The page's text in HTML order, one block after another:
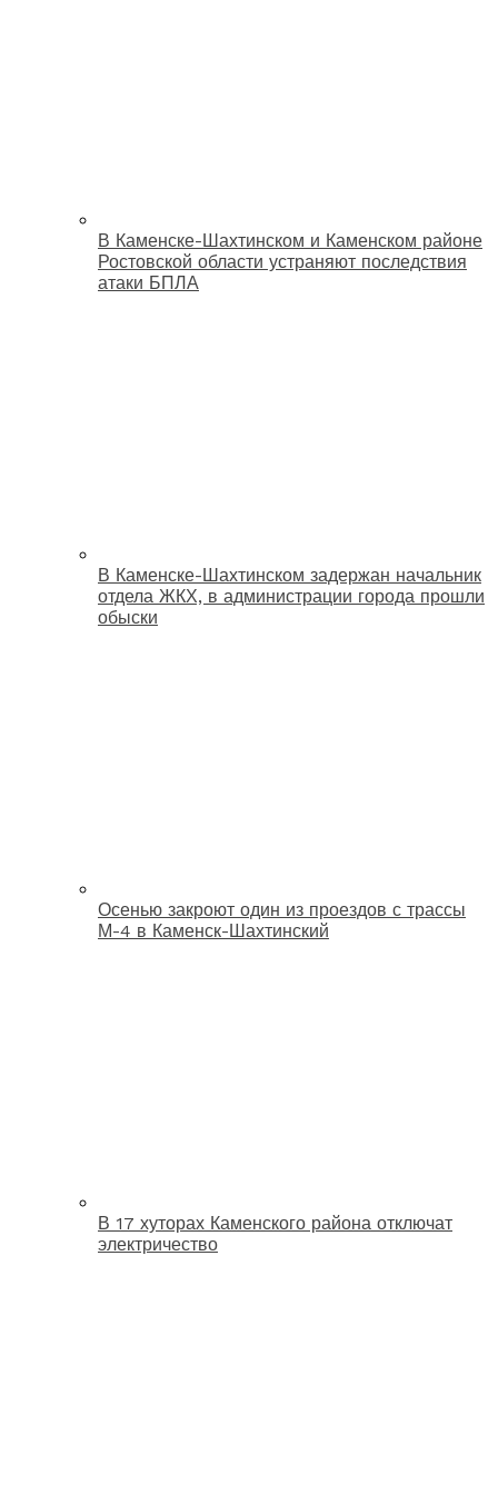
В Каменске-Шахтинском и Каменском районе
Ростовской области устраняют последствия
атаки БПЛА
В Каменске-Шахтинском задержан начальник
отдела ЖКХ, в администрации города прошли
обыски
Осенью закроют один из проездов с трассы
М-4 в Каменск-Шахтинский
В 17 хуторах Каменского района отключат
электричество